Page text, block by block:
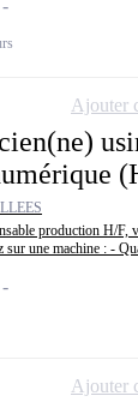
production H/F,
une machine : -
Ajouter
Ajouter